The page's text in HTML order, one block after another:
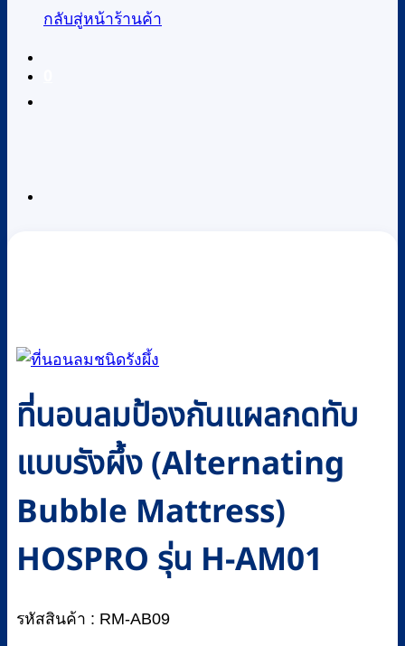
กลับสู่หน้าร้านค้า
ที่นอนลมป้องกันแผลกดทับ
แบบรังผึ้ง (Alternating
Bubble Mattress)
HOSPRO รุ่น H-AM01
รหัสสินค้า : RM-AB09